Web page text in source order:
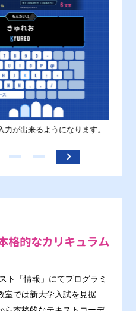
が出来るようになります。
格的なカリキュラム
ト「情報」にてプログラミ
室では新大学入試を見据